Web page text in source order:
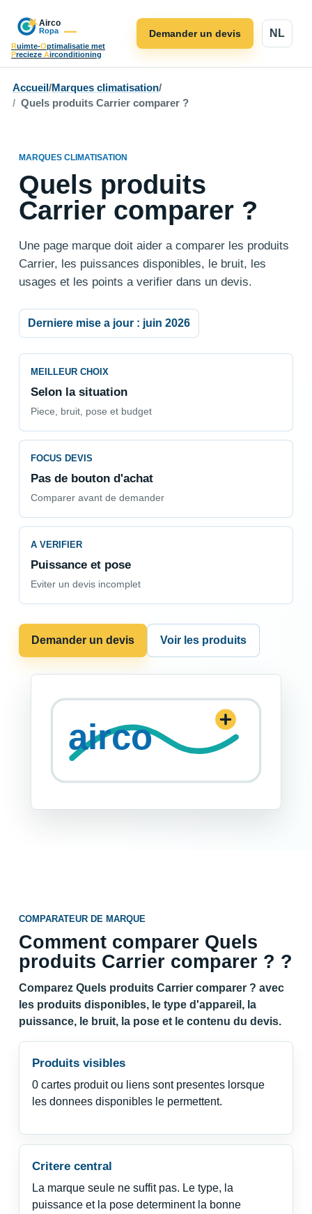
Ruimte-Optimalisatie met
Precieze Airconditioning
NL
Demander un devis
Accueil /Marques climatisation/
Quels produits Carrier comparer ?
MARQUES CLIMATISATION
Quels produits
Carrier comparer ?
Une page marque doit aider a comparer les produits
Carrier, les puissances disponibles, le bruit, les
usages et les points a verifier dans un devis.
Derniere mise a jour : juin 2026
MEILLEUR CHOIX
Selon la situation
Piece, bruit, pose et budget
FOCUS DEVIS
Pas de bouton d'achat
Comparer avant de demander
A VERIFIER
Puissance et pose
Eviter un devis incomplet
Demander un devis Voir les produits
COMPARATEUR DE MARQUE
Comment comparer Quels
produits Carrier comparer ? ?
Comparez Quels produits Carrier comparer ? avec
les produits disponibles, le type d'appareil, la
puissance, le bruit, la pose et le contenu du devis.
Produits visibles
0 cartes produit ou liens sont presentes lorsque
les donnees disponibles le permettent.
Critere central
La marque seule ne suffit pas. Le type, la
puissance et la pose determinent la bonne